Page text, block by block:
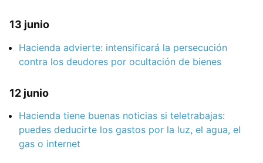
13 junio
Hacienda advierte: intensificará la persecución
contra los deudores por ocultación de bienes
12 junio
Hacienda tiene buenas noticias si teletrabajas:
puedes deducirte los gastos por la luz, el agua, el
gas o internet